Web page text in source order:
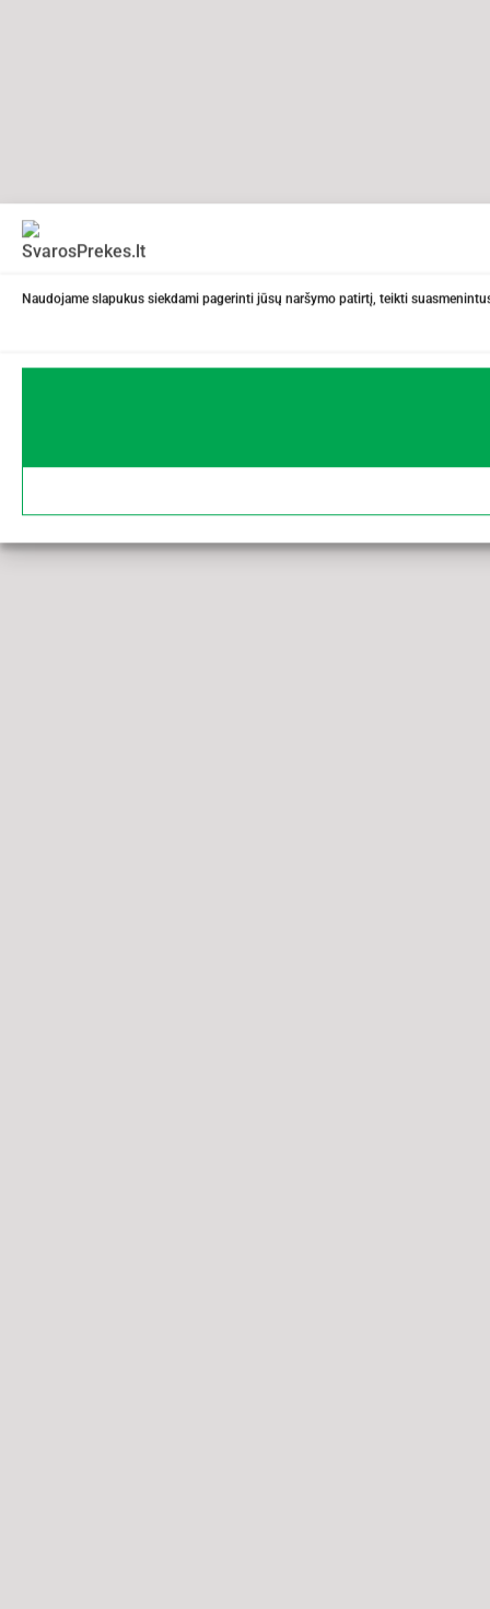
Naudojame slapukus siekdami pagerinti jūsų naršymo patirtį, teikti